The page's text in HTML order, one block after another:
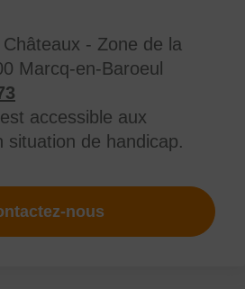
- Zone de la
Marcq-en-Baroeul
accessible aux
situation de handicap.
nous